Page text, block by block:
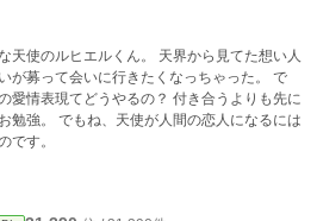
天使のルヒエルくん。 天界から見てた想い人
が募って会いに行きたくなっちゃった。 で
愛情表現てどうやるの？ 付き合うよりも先に
勉強。 でもね、天使が人間の恋人になるには
です。